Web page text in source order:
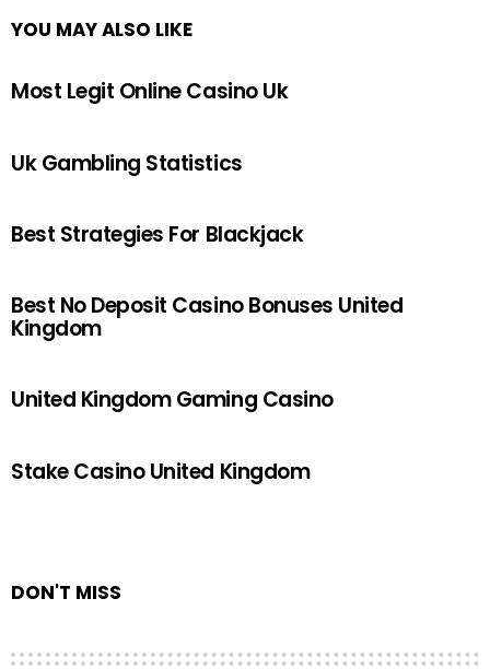
YOU MAY ALSO LIKE
Most Legit Online Casino Uk
Uk Gambling Statistics
Best Strategies For Blackjack
Best No Deposit Casino Bonuses United
Kingdom
United Kingdom Gaming Casino
Stake Casino United Kingdom
DON'T MISS